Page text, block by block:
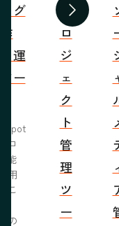
前へ 次へ
グ
運
ー
ロ
能
用
こ
の
プ
ロ
ジ
ェ
ク
ト
管
理
ツ
ー